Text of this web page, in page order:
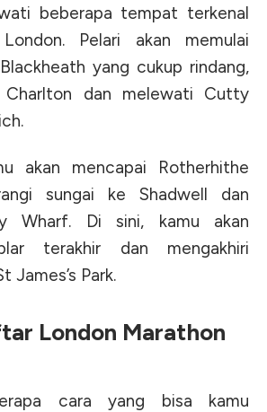
beberapa tempat terkenal
Pelari akan memulai
yang cukup rindang,
Charlton dan melewati Cutty
akan mencapai Rotherhithe
sungai ke Shadwell dan
Wharf. Di sini, kamu akan
terakhir dan mengakhiri
James’s Park.
London Marathon
cara yang bisa kamu